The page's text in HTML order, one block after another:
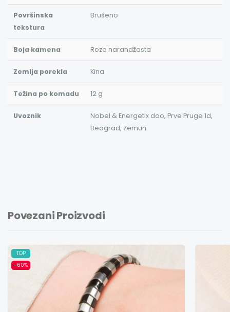
Površinska
tekstura
Brušeno
Boja kamena Roze narandžasta
Zemlja porekla Kina
Težina po komadu 12 g
Uvoznik
Nobel & Energetix doo, Prve Pruge 1d,
Beograd, Zemun
Povezani Proizvodi
TOP
-60%